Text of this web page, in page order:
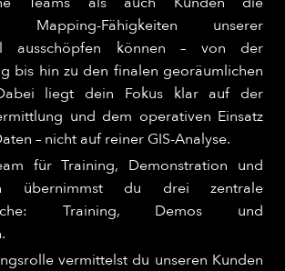
Mapping-Fähigkeiten unserer
ausschöpfen können – von der
bis hin zu den finalen georäumlichen
liegt dein Fokus klar auf der
und dem operativen Einsatz
– nicht auf reiner GIS-Analyse.​
für Training, Demonstration und
übernimmst du drei zentrale
Training, Demos und
vermittelst du unseren Kunden